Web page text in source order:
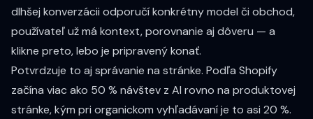
dlhšej konverzácii odporučí konkrétny model či obchod,
používateľ už má kontext, porovnanie aj dôveru — a
klikne preto, lebo je pripravený konať.
Potvrdzuje to aj správanie na stránke. Podľa Shopify
začína viac ako 50 % návštev z AI rovno na produktovej
stránke, kým pri organickom vyhľadávaní je to asi 20 %.